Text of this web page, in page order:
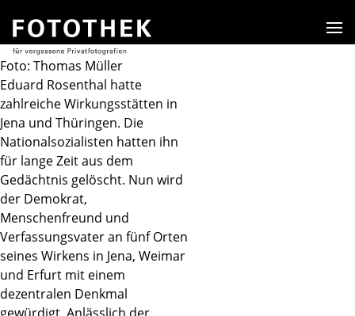
Foto: Thomas Müller
Eduard Rosenthal hatte
zahlreiche Wirkungsstätten in
Jena und Thüringen. Die
Nationalsozialisten hatten ihn
für lange Zeit aus dem
Gedächtnis gelöscht. Nun wird
der Demokrat,
Menschenfreund und
Verfassungsvater an fünf Orten
seines Wirkens in Jena, Weimar
und Erfurt mit einem
dezentralen Denkmal
gewürdigt. Anlässlich der